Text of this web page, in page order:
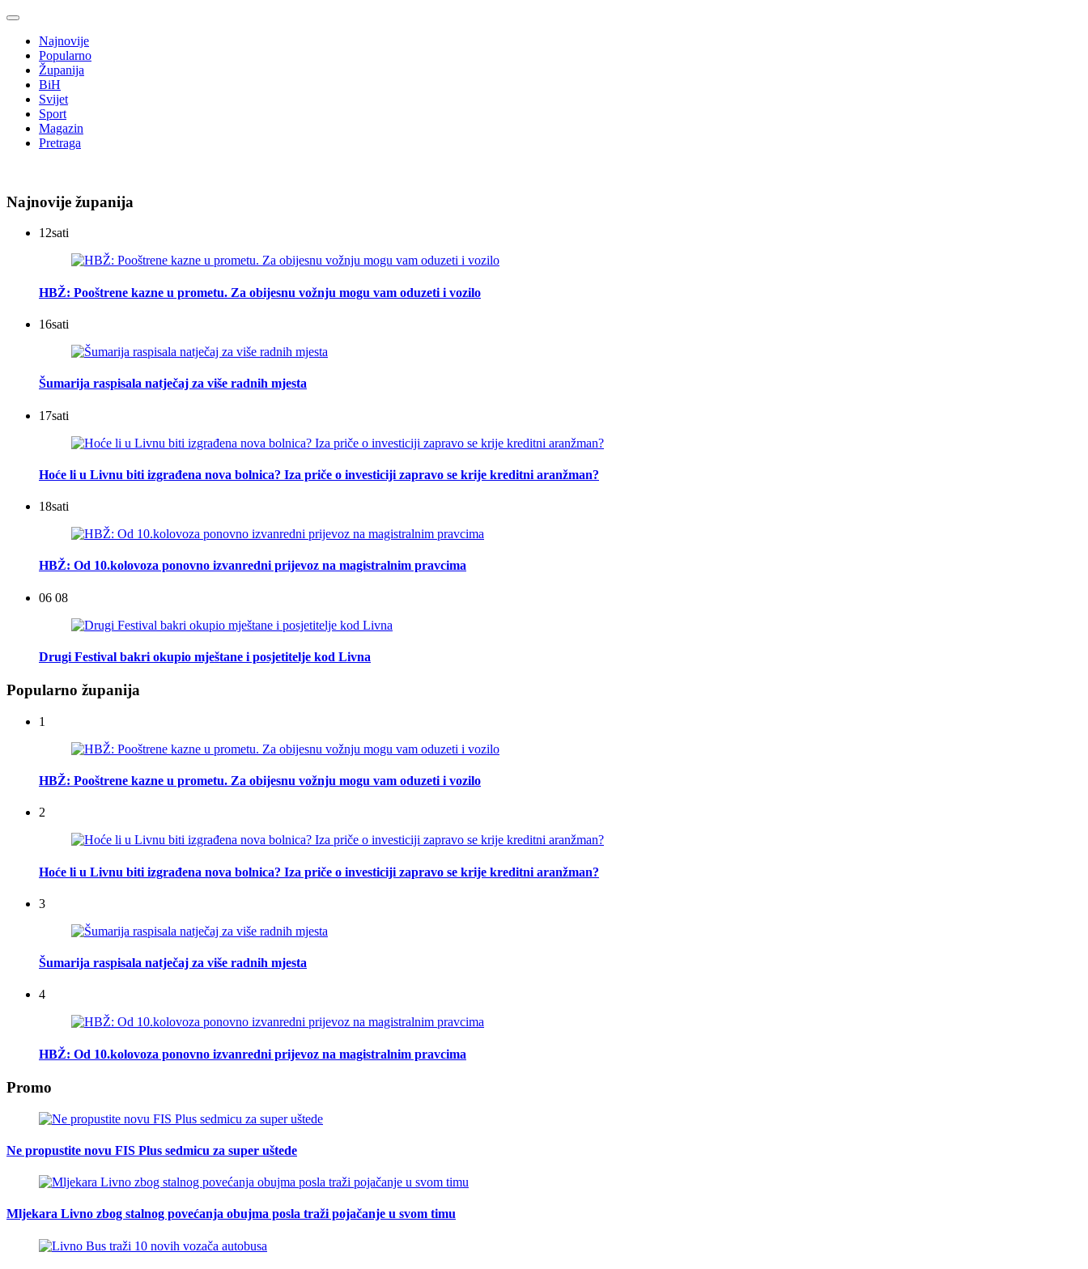
Najnovije
Popularno
Županija
BiH
Svijet
Sport
Magazin
Pretraga
Najnovije županija
12sati
HBŽ: Pooštrene kazne u prometu. Za obijesnu vožnju mogu vam oduzeti i vozilo
16sati
Šumarija raspisala natječaj za više radnih mjesta
17sati
Hoće li u Livnu biti izgrađena nova bolnica? Iza priče o investiciji zapravo se krije kreditni aranžman?
18sati
HBŽ: Od 10.kolovoza ponovno izvanredni prijevoz na magistralnim pravcima
06 08
Drugi Festival bakri okupio mještane i posjetitelje kod Livna
Popularno županija
1
HBŽ: Pooštrene kazne u prometu. Za obijesnu vožnju mogu vam oduzeti i vozilo
2
Hoće li u Livnu biti izgrađena nova bolnica? Iza priče o investiciji zapravo se krije kreditni aranžman?
3
Šumarija raspisala natječaj za više radnih mjesta
4
HBŽ: Od 10.kolovoza ponovno izvanredni prijevoz na magistralnim pravcima
Promo
Ne propustite novu FIS Plus sedmicu za super uštede
Mljekara Livno zbog stalnog povećanja obujma posla traži pojačanje u svom timu